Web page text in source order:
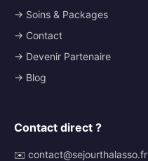
→ Soins & Packages
→ Contact
→ Devenir Partenaire
→ Blog
Contact direct ?
✉️ contact@sejourthalasso.fr